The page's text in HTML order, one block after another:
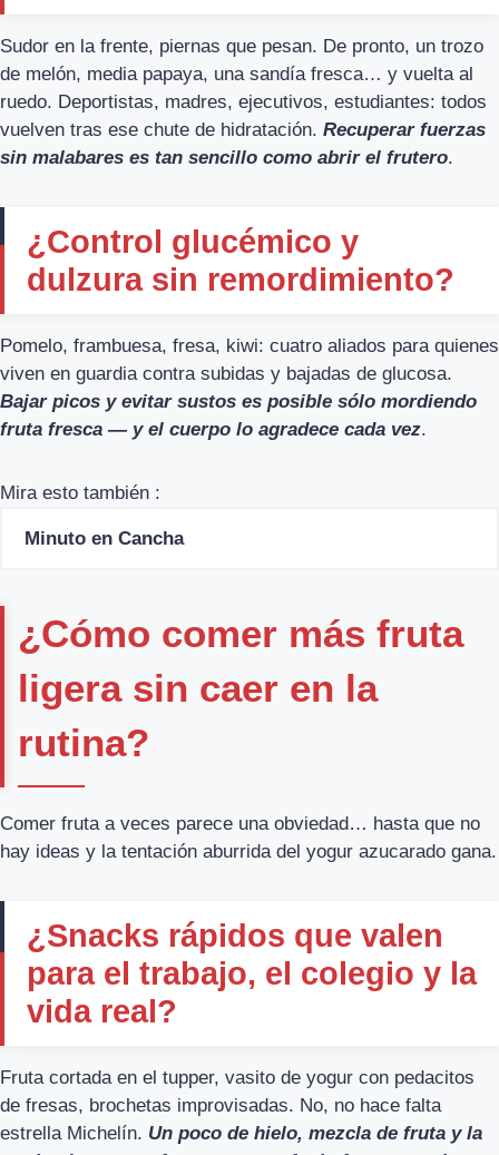
Sudor en la frente, piernas que pesan. De pronto, un trozo
de melón, media papaya, una sandía fresca… y vuelta al
ruedo. Deportistas, madres, ejecutivos, estudiantes: todos
vuelven tras ese chute de hidratación. Recuperar fuerzas
sin malabares es tan sencillo como abrir el frutero.
¿Control glucémico y
dulzura sin remordimiento?
Pomelo, frambuesa, fresa, kiwi: cuatro aliados para quienes
viven en guardia contra subidas y bajadas de glucosa.
Bajar picos y evitar sustos es posible sólo mordiendo
fruta fresca — y el cuerpo lo agradece cada vez.
Mira esto también :
Minuto en Cancha
¿Cómo comer más fruta
ligera sin caer en la
rutina?
Comer fruta a veces parece una obviedad… hasta que no
hay ideas y la tentación aburrida del yogur azucarado gana.
¿Snacks rápidos que valen
para el trabajo, el colegio y la
vida real?
Fruta cortada en el tupper, vasito de yogur con pedacitos
de fresas, brochetas improvisadas. No, no hace falta
estrella Michelín. Un poco de hielo, mezcla de fruta y la